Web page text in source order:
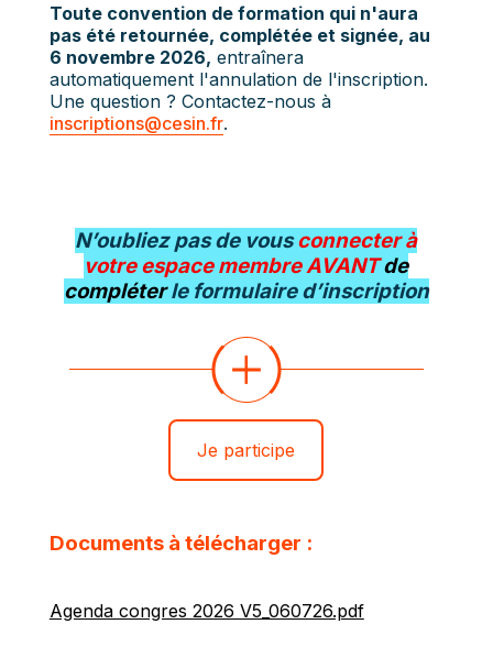
Toute convention de formation qui n'aura
pas été retournée, complétée et signée, au
6 novembre 2026, entraînera
automatiquement l'annulation de l'inscription.
Une question ? Contactez-nous à
inscriptions@cesin.fr.
N’oubliez pas de vousconnecter à
votre espace membre AVANTde
compléterle formulaire d’inscription
Je participe
Documents à télécharger :
Agenda congres 2026 V5_060726.pdf